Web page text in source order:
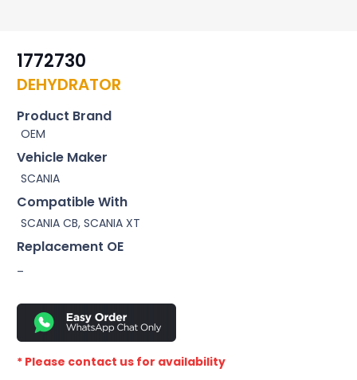
1772730
DEHYDRATOR
Product Brand
OEM
Vehicle Maker
SCANIA
Compatible With
SCANIA CB, SCANIA XT
Replacement OE
–
* Please contact us for availability